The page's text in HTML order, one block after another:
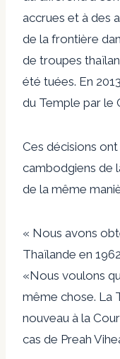
accrues et à des
de la frontière
de troupes
été tuées. En
du Temple par le
Ces décisions
cambodgiens de
de la même
« Nous avons
Thaïlande en
«Nous voulons
même chose. La
nouveau à la
cas de Preah